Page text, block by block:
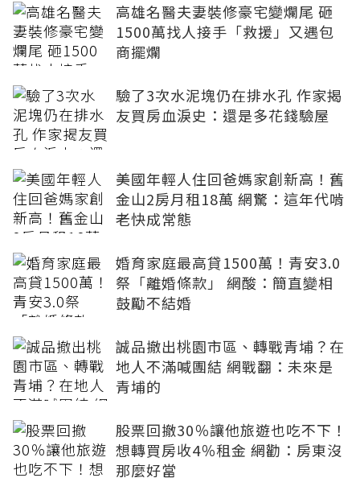
高雄名醫夫妻裝修豪宅變爛尾 砸
1500萬找人接手「救援」又遇包
商擺爛
驗了3次水泥塊仍在排水孔 作家揭
友買房血淚史：還是多花錢驗屋
美國年輕人住回爸媽家創新高！舊
金山2房月租18萬 網驚：這年代啃
老快成常態
婚育家庭最高貸1500萬！青安3.0
祭「離婚條款」 網酸：簡直變相
鼓勵不結婚
誠品撤出桃園市區、轉戰青埔？在
地人不滿喊團結 網戰翻：未來是
青埔的
股票回撤30％讓他旅遊也吃不下！
想轉買房收4％租金 網勸：房東沒
那麼好當